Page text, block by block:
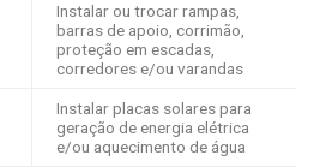
​Instalar ou trocar rampas,
barras de apoio, corrimão,
proteção em escadas,
corredores e/ou varandas
Instalar placas solares para
geração de energia elétrica
e/ou aquecimento de água​